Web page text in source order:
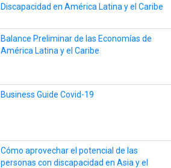
Discapacidad en América Latina y el Caribe
Balance Preliminar de las Economías de
América Latina y el Caribe
Business Guide Covid-19
Cómo aprovechar el potencial de las
personas con discapacidad en Asia y el